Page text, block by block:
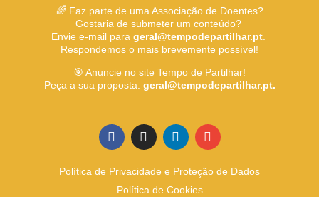
🌈 Faz parte de uma Associação de Doentes?
Gostaria de submeter um conteúdo?
Envie e-mail para geral@tempodepartilhar.pt.
Respondemos o mais brevemente possível!
🎯 Anuncie no site Tempo de Partilhar!
Peça a sua proposta: geral@tempodepartilhar.pt.
Política de Privacidade e Proteção de Dados
Política de Cookies